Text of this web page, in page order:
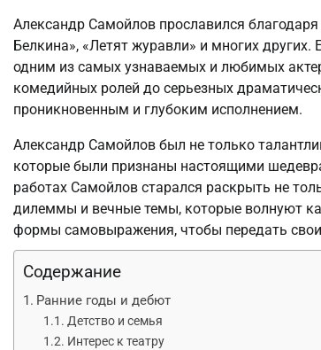
Александр Самойлов прославился
Белкина», «Летят журавли» и многих других.
одним из самых узнаваемых и любимых
комедийных ролей до серьезных
проникновенным и глубоким исполнением.
Александр Самойлов был не только
которые были признаны настоящими
работах Самойлов старался раскрыть не
дилеммы и вечные темы, которые волнуют
формы самовыражения, чтобы передать свои
Содержание
Ранние годы и дебют
Детство и семья
Интерес к театру